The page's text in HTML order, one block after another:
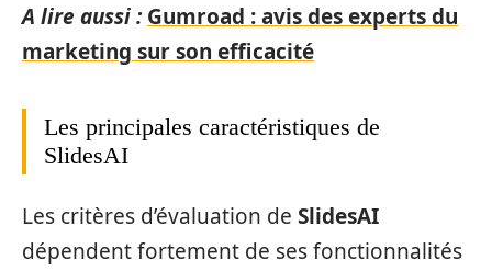
A lire aussi : Gumroad : avis des experts du
marketing sur son efficacité
Les principales caractéristiques de
SlidesAI
Les critères d’évaluation de SlidesAI
dépendent fortement de ses fonctionnalités